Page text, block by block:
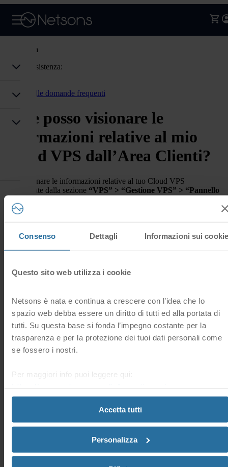
Consenso Dettagli Informazioni sui cookie
Questo sito web utilizza i cookie
Netsons è nata e continua a crescere con l’idea che lo
spazio web debba essere un diritto di tutti ed alla portata di
tutti. Su questa base si fonda l’impegno costante per la
trasparenza e per la protezione dei tuoi dati personali come
se fossero i nostri.
Per maggiori info puoi leggere qui:
Accetta tutti
Personalizza
Assistenza
Codice assistenza:
Torna alle domande frequenti
Dove posso visionare le
informazioni relative al mio
Cloud VPS dall’Area Clienti?
Puoi visionare le informazioni relative al tuo Cloud VPS
direttamente dalla sezione “VPS” > “Gestione VPS” > “Pannello
VPS” > “Altre Informazioni”.
Cloud VPS
1 Utenti hanno trovato questa risposta utile
Hai trovato
risposta?
Dove posso visionare lo stato dei miei servizi di Cloud
VPS nell’Area Clienti?
È possibile visionare lo stato di tutti i servizi di Cloud VPS,
nella sezione “VPS” della tua Area Clienti.
Dove posso trovare i miei servizi di Cloud VPS nell’Area
Dove posso visionare la scadenza dei miei servizi di
Puoi trovare la scadenza del tuoi servizi di Cloud VPS nella